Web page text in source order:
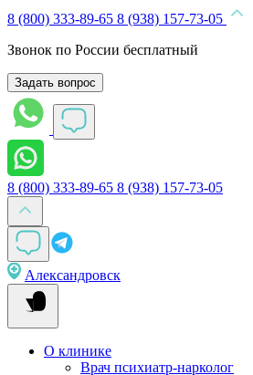
8 (800) 333-89-65 8 (938) 157-73-05
Звонок по России бесплатный
Задать вопрос
8 (800) 333-89-65 8 (938) 157-73-05
Александровск
О клинике
Врач психиатр-нарколог